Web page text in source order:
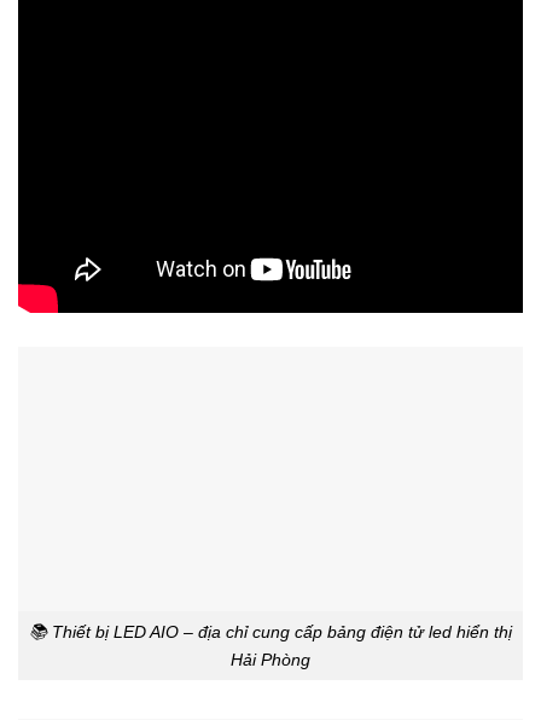
📚 Thiết bị LED AIO – địa chỉ cung cấp bảng điện tử led hiển thị
Hải Phòng